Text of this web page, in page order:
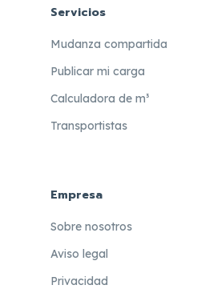
Servicios
Mudanza compartida
Publicar mi carga
Calculadora de m³
Transportistas
Empresa
Sobre nosotros
Aviso legal
Privacidad